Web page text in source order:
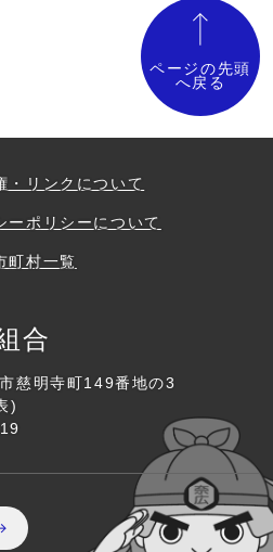
ページの先頭
へ戻る
・リンクについて
ーポリシーについて
町村一覧
合
慈明寺町149番地の3
)